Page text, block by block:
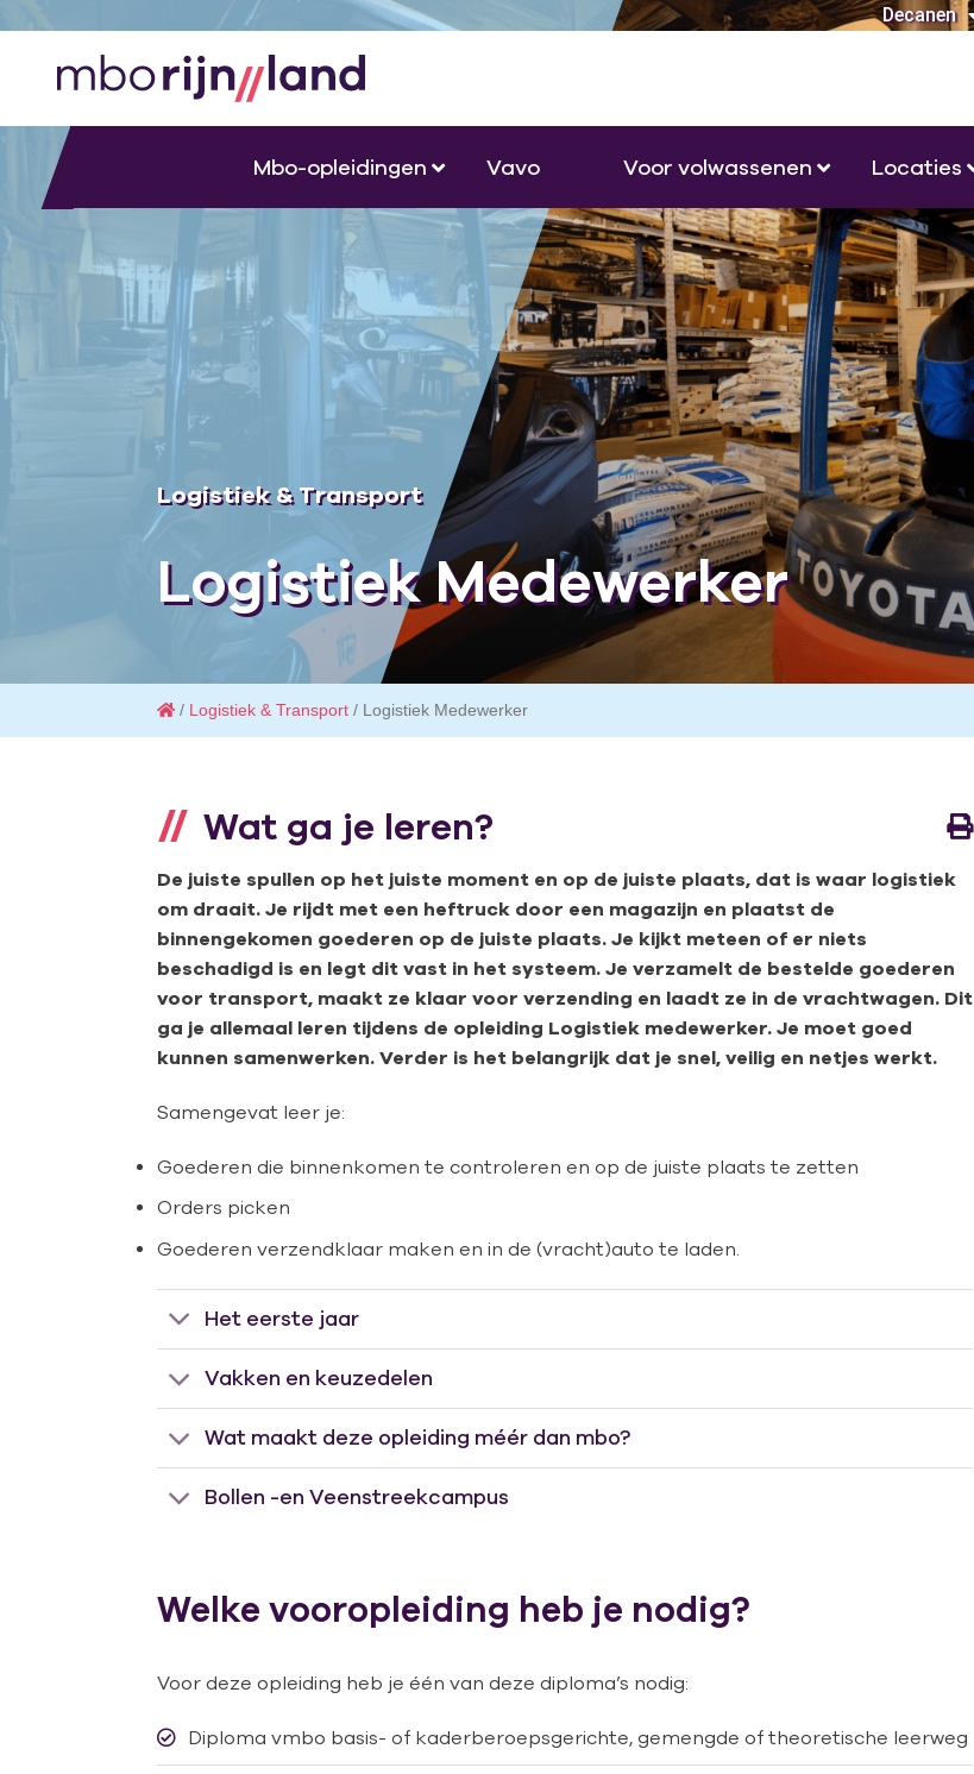
Decanen
Mbo-opleidingen Vavo Voor volwassenen Locaties
Logistiek & Transport
Logistiek Medewerker
/ Logistiek & Transport / Logistiek Medewerker
Wat ga je leren?
De juiste spullen op het juiste moment en op de juiste plaats, dat is waar logistiek
om draait. Je rijdt met een heftruck door een magazijn en plaatst de
binnengekomen goederen op de juiste plaats. Je kijkt meteen of er niets
beschadigd is en legt dit vast in het systeem. Je verzamelt de bestelde goederen
voor transport, maakt ze klaar voor verzending en laadt ze in de vrachtwagen. Dit
ga je allemaal leren tijdens de opleiding Logistiek medewerker. Je moet goed
kunnen samenwerken. Verder is het belangrijk dat je snel, veilig en netjes werkt.
Samengevat leer je:
Goederen die binnenkomen te controleren en op de juiste plaats te zetten
Orders picken
Goederen verzendklaar maken en in de (vracht)auto te laden.
Het eerste jaar
Vakken en keuzedelen
Wat maakt deze opleiding méér dan mbo?
Bollen -en Veenstreekcampus
Welke vooropleiding heb je nodig?
Voor deze opleiding heb je één van deze diploma’s nodig:
Diploma vmbo basis- of kaderberoepsgerichte, gemengde of theoretische leerweg